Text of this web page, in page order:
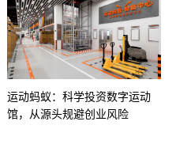
运动蚂蚁：科学投资数字运动
馆，从源头规避创业风险